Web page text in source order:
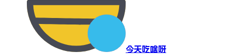
今天吃啥呀